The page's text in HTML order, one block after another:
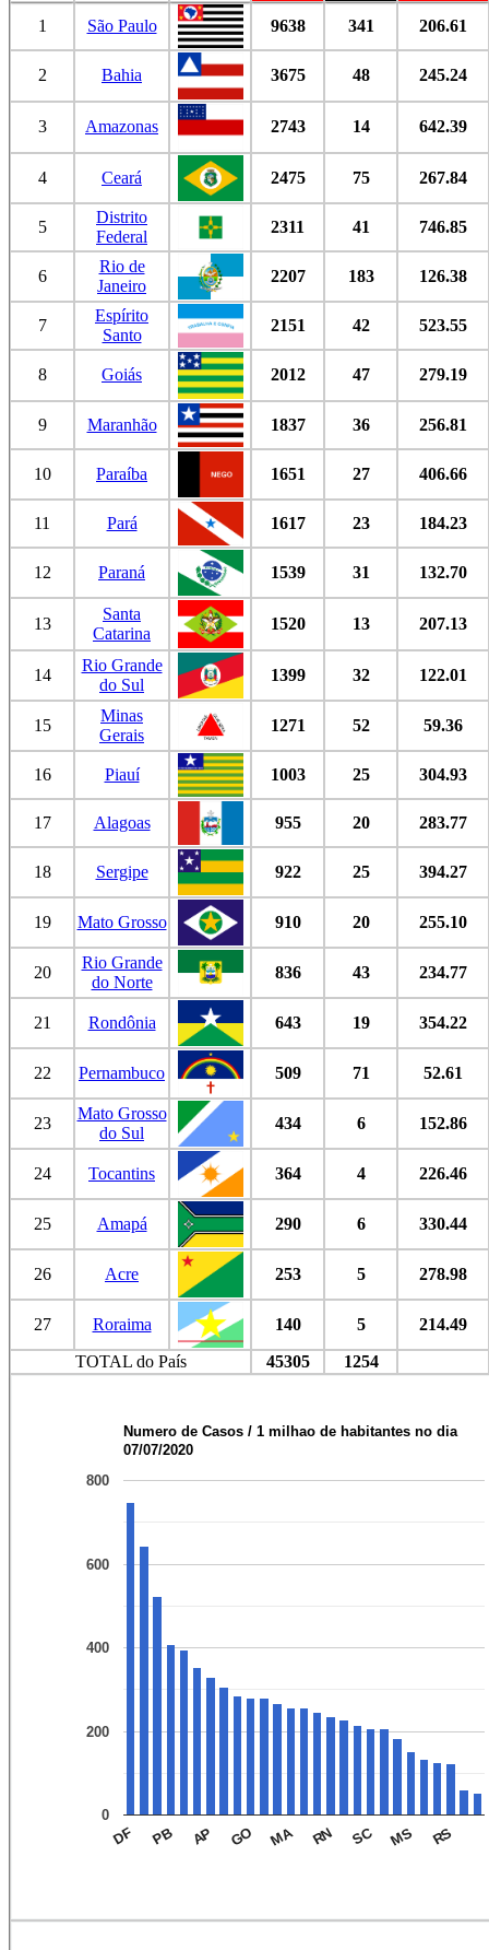
1 São Paulo 9638 341 206.61
2 Bahia 3675 48 245.24
3 Amazonas 2743 14 642.39
4 Ceará 2475 75 267.84
5
Distrito
Federal
2311 41 746.85
6
Rio de
Janeiro
2207 183 126.38
7
Espírito
Santo
2151 42 523.55
8 Goiás 2012 47 279.19
9 Maranhão 1837 36 256.81
10 Paraíba 1651 27 406.66
11 Pará 1617 23 184.23
12 Paraná 1539 31 132.70
13
Santa
Catarina
1520 13 207.13
14
Rio Grande
do Sul
1399 32 122.01
15
Minas
Gerais
1271 52 59.36
16 Piauí 1003 25 304.93
17 Alagoas 955 20 283.77
18 Sergipe 922 25 394.27
19 Mato Grosso 910 20 255.10
20
Rio Grande
do Norte
836 43 234.77
21 Rondônia 643 19 354.22
22 Pernambuco 509 71 52.61
23
Mato Grosso
do Sul
434 6 152.86
24 Tocantins 364 4 226.46
25 Amapá 290 6 330.44
26 Acre 253 5 278.98
27 Roraima 140 5
214.49
TOTAL do País
45305 1254
Numero de Casos / 1 milhao de habitantes no dia
07/07/2020
DF PB AP GO MA RN SC MS RS
0
200
400
600
800